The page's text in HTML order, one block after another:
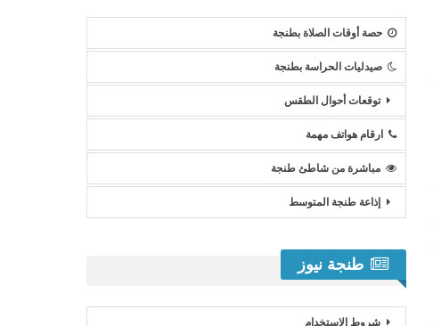
حصة أوقات الصلاة بطنجة
صيدليات الحراسة بطنجة
توقعات أحوال الطقس
ارقام هواتف مهمة
مباشرة من شاطئ طنجة
إذاعة طنجة المتوسط
طنجة نيوز
شروط الاستخدام